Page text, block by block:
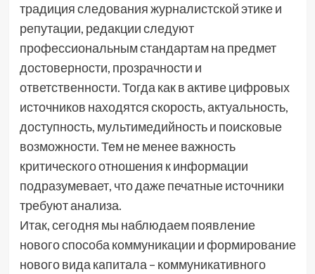
традиция следования журналистской этике и
репутации, редакции следуют
профессиональным стандартам на предмет
достоверности, прозрачности и
ответственности. Тогда как в активе цифровых
источников находятся скорость, актуальность,
доступность, мультимедийность и поисковые
возможности. Тем не менее важность
критического отношения к информации
подразумевает, что даже печатные источники
требуют анализа.
Итак, сегодня мы наблюдаем появление
нового способа коммуникации и формирование
нового вида капитала – коммуникативного